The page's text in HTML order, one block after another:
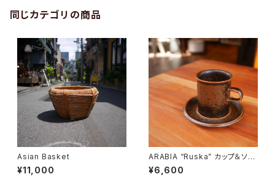
同じカテゴリの商品
Asian Basket
¥11,000
ARABIA “Ruska” カップ＆ソー
サー
¥6,600